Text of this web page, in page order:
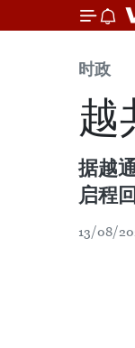
时政
越
据越
启程
13/08/